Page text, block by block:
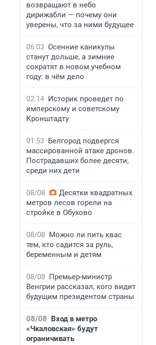
возвращают в небо
дирижабли — почему они
уверены, что за ними будущее
06:03 Осенние каникулы
станут дольше, а зимние
сократят в новом учебном
году: в чём дело
02:14 Историк проведет по
имперскому и советскому
Кронштадту
01:53 Белгород подвергся
массированной атаке дронов.
Пострадавших более десяти,
среди них дети
08/08
Десятки квадратных
метров лесов горели на
стройке в Обухово
08/08 Можно ли пить квас
тем, кто садится за руль,
беременным и детям
08/08 Премьер-министр
Венгрии рассказал, кого видит
будущим президентом страны
08/08 Вход в метро
«Чкаловская» будут
ограничивать